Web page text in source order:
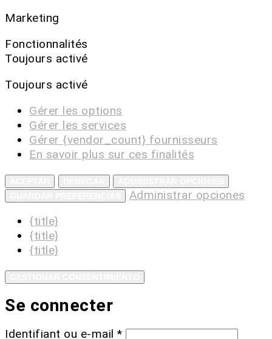
Marketing
Fonctionnalités
Toujours activé
Toujours activé
Gérer les options
Gérer les services
Gérer {vendor_count} fournisseurs
En savoir plus sur ces finalités
Administrar opciones
{title}
{title}
{title}
Se connecter
Identifiant ou e-mail *